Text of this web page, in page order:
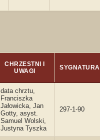
CHRZESTNI I
UWAGI
SYGNATURA
data chrztu,
Franciszka
Jałowicka, Jan
Gotty, asyst.
Samuel Wolski,
Justyna Tyszka
297-1-90